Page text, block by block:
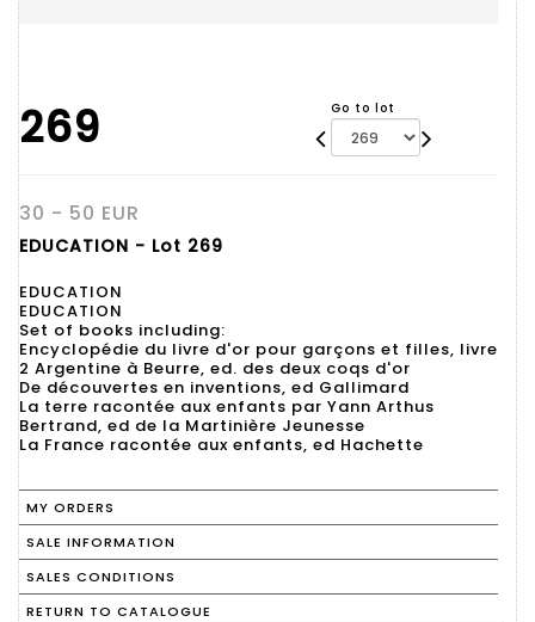
269 Go to lot
30 - 50 EUR
EDUCATION - Lot 269
EDUCATION
EDUCATION
Set of books including:
Encyclopédie du livre d'or pour garçons et filles, livre
2 Argentine à Beurre, ed. des deux coqs d'or
De découvertes en inventions, ed Gallimard
La terre racontée aux enfants par Yann Arthus
Bertrand, ed de la Martinière Jeunesse
La France racontée aux enfants, ed Hachette
MY ORDERS
SALE INFORMATION
SALES CONDITIONS
RETURN TO CATALOGUE